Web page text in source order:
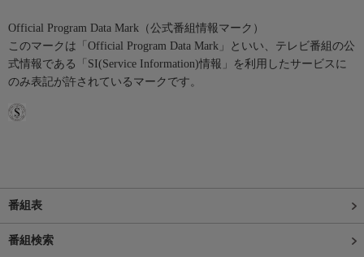
Official Program Data Mark（公式番組情報マーク）
このマークは「Official Program Data Mark」といい、テレビ番組の公
式情報である「SI(Service Information)情報」を利用したサービスに
のみ表記が許されているマークです。
番組表
番組検索